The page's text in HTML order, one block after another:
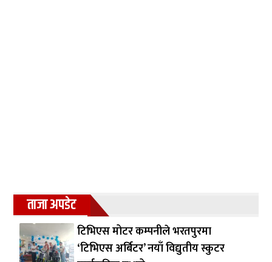
ताजा अपडेट
टिभिएस मोटर कम्पनीले भरतपुरमा
‘टिभिएस अर्बिटर’ नयाँ विद्युतीय स्कुटर